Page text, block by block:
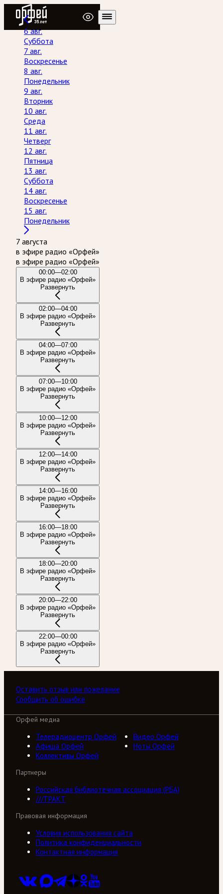
Радио Орфей
6 авг.
Суббота
7 авг.
Воскресенье
8 авг.
Понедельник
9 авг.
Вторник
10 авг.
Среда
11 авг.
Четверг
12 авг.
Пятница
13 авг.
Суббота
14 авг.
Воскресенье
15 авг.
Понедельник
7 августа
в эфире радио «Орфей»
в эфире радио «Орфей»
00:00—02:00
В эфире радио «Орфей»
Развернуть
02:00—04:00
В эфире радио «Орфей»
Развернуть
04:00—07:00
В эфире радио «Орфей»
Развернуть
07:00—10:00
В эфире радио «Орфей»
Развернуть
10:00—12:00
В эфире радио «Орфей»
Развернуть
12:00—14:00
В эфире радио «Орфей»
Развернуть
14:00—16:00
В эфире радио «Орфей»
Развернуть
16:00—18:00
В эфире радио «Орфей»
Развернуть
18:00—20:00
В эфире радио «Орфей»
Развернуть
20:00—22:00
В эфире радио «Орфей»
Развернуть
22:00—00:00
В эфире радио «Орфей»
Развернуть
Оставить отзыв или пожелание
Сообщить об ошибке
Орфей медиа
Телерадиоцентр Орфей
Видео Орфей
Афиша Орфей
Ноты Орфей
Коллективы Орфей
Партнеры
Российская библиотечная ассоциация (РБА)
///ТРАКТ
Правовая информация
Условия использования сайта
Политика конфиденциальности
Контактная информация